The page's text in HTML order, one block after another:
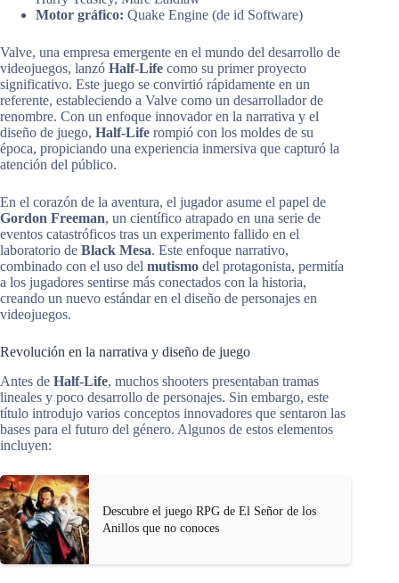
Motor gráfico: Quake Engine (de id Software)
Valve, una empresa emergente en el mundo del desarrollo de
videojuegos, lanzó Half-Life como su primer proyecto
significativo. Este juego se convirtió rápidamente en un
referente, estableciendo a Valve como un desarrollador de
renombre. Con un enfoque innovador en la narrativa y el
diseño de juego, Half-Life rompió con los moldes de su
época, propiciando una experiencia inmersiva que capturó la
atención del público.
En el corazón de la aventura, el jugador asume el papel de
Gordon Freeman, un científico atrapado en una serie de
eventos catastróficos tras un experimento fallido en el
laboratorio de Black Mesa. Este enfoque narrativo,
combinado con el uso del mutismo del protagonista, permitía
a los jugadores sentirse más conectados con la historia,
creando un nuevo estándar en el diseño de personajes en
videojuegos.
Revolución en la narrativa y diseño de juego
Antes de Half-Life, muchos shooters presentaban tramas
lineales y poco desarrollo de personajes. Sin embargo, este
título introdujo varios conceptos innovadores que sentaron las
bases para el futuro del género. Algunos de estos elementos
incluyen:
Descubre el juego RPG de El Señor de los
Anillos que no conoces